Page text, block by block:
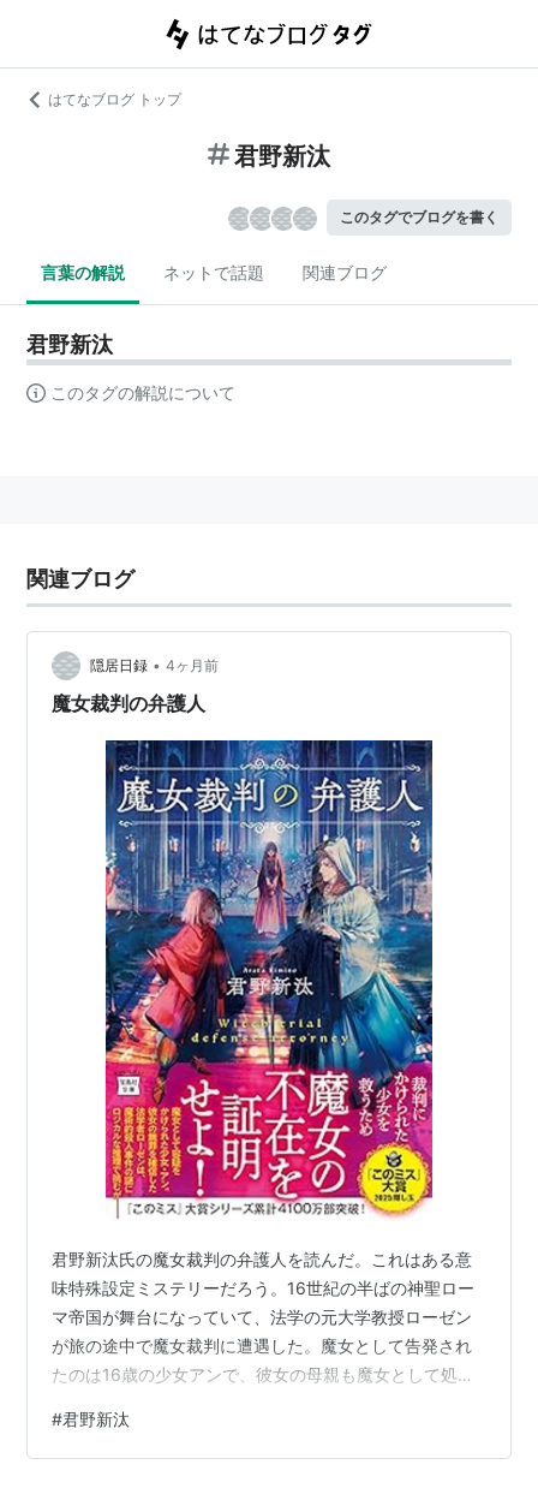
はてなブログ トップ
君野新汰
このタグでブログを書く
言葉の解説 ネットで話題 関連ブログ
君野新汰
このタグの解説について
関連ブログ
隠居日録 • 4ヶ月前
魔女裁判の弁護人
君野新汰氏の魔女裁判の弁護人を読んだ。これはある意
味特殊設定ミステリーだろう。16世紀の半ばの神聖ロー
マ帝国が舞台になっていて、法学の元大学教授ローゼン
が旅の途中で魔女裁判に遭遇した。魔女として告発され
たのは16歳の少女アンで、彼女の母親も魔女として処刑
った。彼女の所為で3人の村人が死んだというのだ。ロー
ゼンは村の領主に申し出て事件の捜査を開始することに
#君野新汰